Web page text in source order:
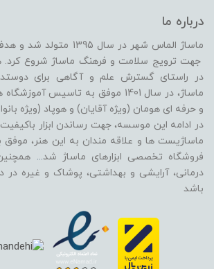
درباره ما
ماساژ الماس شهر در سال 1395
جهت ترویج سلامت و فرهنگ ماساژ شروع کرد.
در راستای گسترش علم و آگاهی برای
ماساژ، در سال 1401 موفق به تاسیس
و حرفه ای هومان (ویژه آقایان) و هوپاد (ویژه
در ادامه این موسسه، جهت رساندن ابزار
ماساژیست ها و علاقه مندان به این هنر، موفق
فروشگاه تخصصی ابزارهای ماساژ شد...
درمانی، آرایشی و بهداشتی، پوشاک و غیره
باشد